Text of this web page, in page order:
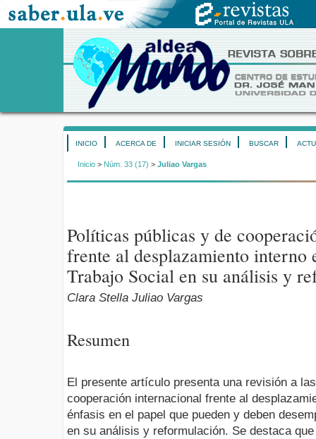
INICIO ACERCA DE INICIAR SESIÓN BUSCAR
Inicio > Núm. 33 (17) > Juliao Vargas
Políticas públicas y de
frente al desplazamiento interno
Trabajo Social en su análisis y
Clara Stella Juliao Vargas
Resumen
El presente artículo presenta una revisión a
cooperación internacional frente al
énfasis en el papel que pueden y deben
en su análisis y reformulación. Se destaca